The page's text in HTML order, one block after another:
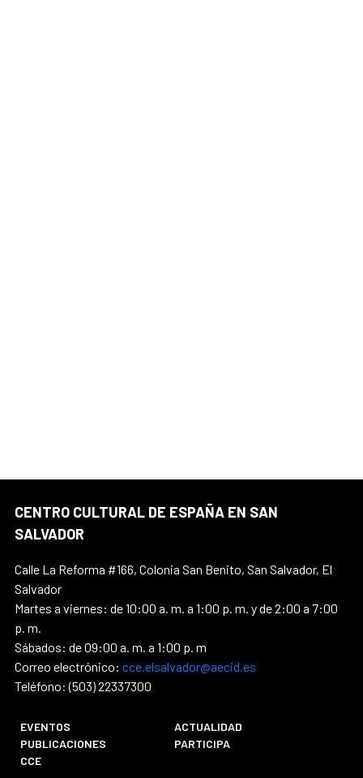
CENTRO CULTURAL DE ESPAÑA EN SAN
SALVADOR
Calle La Reforma #166, Colonia San Benito, San Salvador, El
Salvador
Martes a viernes: de 10:00 a. m. a 1:00 p. m. y de 2:00 a 7:00
p. m.
Sábados: de 09:00 a. m. a 1:00 p. m
Correo electrónico: cce.elsalvador@aecid.es
Teléfono: (503) 22337300
EVENTOS
ACTUALIDAD
PUBLICACIONES
PARTICIPA
CCE